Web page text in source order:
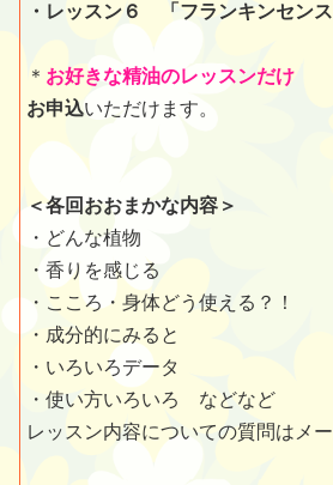
・レッスン６ 「フランキンセン
＊ お好きな精油のレッスンだけ
お申込いただけます。
＜各回おおまかな内容＞
・どんな植物
・香りを感じる
・こころ・身体どう使える？！
・成分的にみると
・いろいろデータ
・使い方いろいろ などなど
レッスン内容についての質問はメ